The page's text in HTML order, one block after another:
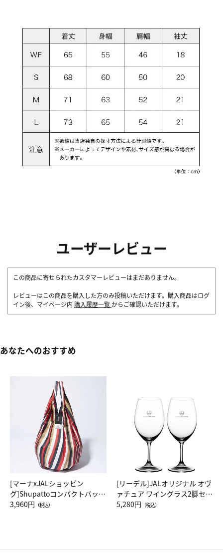
ユーザーレビュー
この商品に寄せられたカスタマーレビューはまだありません。
レビューはこの商品を購入した方のみ投稿いただけます。購入商品はログ
イン後、マイページ内 購入履歴一覧 からご確認いただけます。
あなたへのおすすめ
[マーナxJALショッピン
グ]Shupattoコンパクトバッグ
Drop JAL客室乗務員（LC）ス
3,960円 （税込）
[リーデル]JALオリジナル オヴ
ァチュア ワイングラス2脚セッ
ト（レッドワイン）
5,280円 （税込）